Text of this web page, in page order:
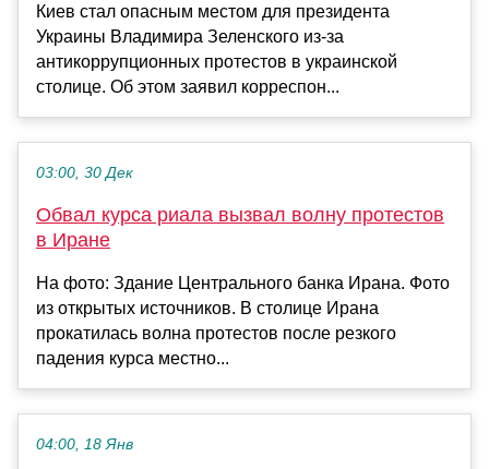
Киев стал опасным местом для президента
Украины Владимира Зеленского из-за
антикоррупционных протестов в украинской
столице. Об этом заявил корреспон...
03:00, 30 Дек
Обвал курса риала вызвал волну протестов
в Иране
На фото: Здание Центрального банка Ирана. Фото
из открытых источников. В столице Ирана
прокатилась волна протестов после резкого
падения курса местно...
04:00, 18 Янв